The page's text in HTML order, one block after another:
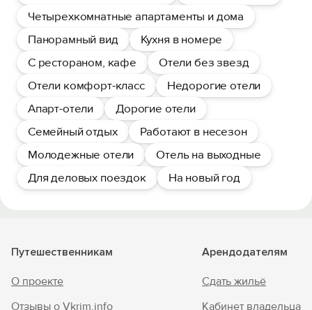
Четырехкомнатные апартаменты и дома
Панорамный вид
Кухня в номере
С рестораном, кафе
Отели без звезд
Отели комфорт-класс
Недорогие отели
Апарт-отели
Дорогие отели
Семейный отдых
Работают в несезон
Молодежные отели
Отель на выходные
Для деловых поездок
На новый год
Путешественникам
О проекте
Отзывы о Vkrim.info
Арендодателям
Сдать жильё
Кабинет владельца